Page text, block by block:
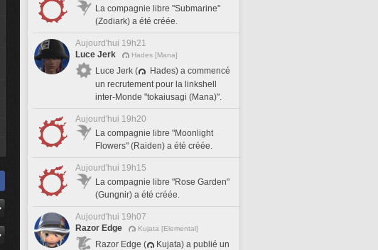
La compagnie libre "Submarine"
(Zodiark) a été créée.
Aujourd'hui 19h21
Luce Jerk
Hades [Mana]
Luce Jerk (
Hades) a commencé
un recrutement pour la linkshell
inter-Monde "tokaiusagi (Mana)".
Aujourd'hui 19h20
La compagnie libre "Moonlight
Flowers" (Raiden) a été créée.
Aujourd'hui 19h15
La compagnie libre "Rose Garden"
(Gungnir) a été créée.
Aujourd'hui 19h07
Razor Edge
Kujata [Elemental]
Razor Edge (
Kujata) a publié un